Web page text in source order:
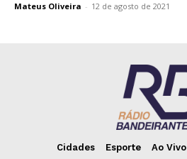
Mateus Oliveira - 12 de agosto de 2021
Cidades Esporte Ao Vivo